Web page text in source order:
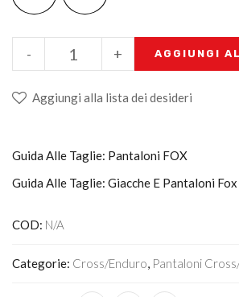
+
- AGGIUNGI
Aggiungi alla lista dei desideri
Guida Alle Taglie: Pantaloni FOX
Guida Alle Taglie: Giacche E Pantaloni Fox
COD: N/A
Categorie: Cross/Enduro, Pantaloni